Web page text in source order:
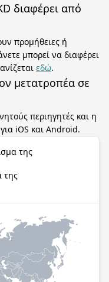
διαφέρει από
προμήθειες ή
μπορεί να διαφέρει
εδώ.
μετατροπέα σε
περιηγητές και η
iOS και Android.
της
της